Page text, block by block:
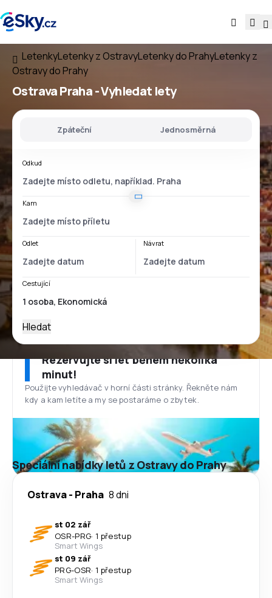
LetenkyLetenky z OstravyLetenky do PrahyLetenky z
Ostravy do Prahy
Ostrava Praha- Vyhledat lety
Zpáteční Jednosměrná
Odkud
Kam
Odlet Návrat
Cestující
Hledat
Rezervujte si let během několika
minut!
Použijte vyhledávač v horní části stránky. Řekněte nám
kdy a kam letíte a my se postaráme o zbytek.
Speciální nabídky letů z Ostravy do Prahy
Ostrava- Praha 8 dni
st 02 zář
OSR-PRG· 1 přestup
Smart Wings
st 09 zář
PRG-OSR· 1 přestup
Smart Wings